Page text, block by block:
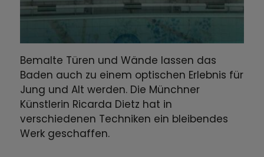
Bemalte Türen und Wände lassen das
Baden auch zu einem optischen Erlebnis für
Jung und Alt werden. Die Münchner
Künstlerin Ricarda Dietz hat in
verschiedenen Techniken ein bleibendes
Werk geschaffen.